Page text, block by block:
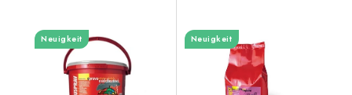
Neuigkeit Neuigkeit